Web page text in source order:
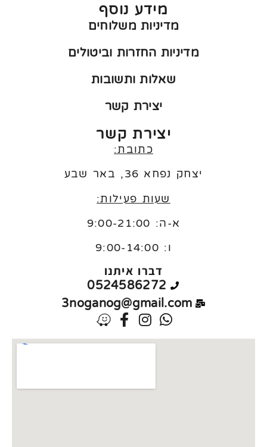
מידע נוסף
מדיניות משלוחים
מדיניות החזרות וביטולים
שאלות ותשובות
יצירת קשר
יצירת קשר
כתובת:
יצחק נפחא 36, באר שבע
שעות פעילות:
א-ה: 9:00-21:00
ו: 9:00-14:00
דברו איתנו
0524586272
3noganog@gmail.com